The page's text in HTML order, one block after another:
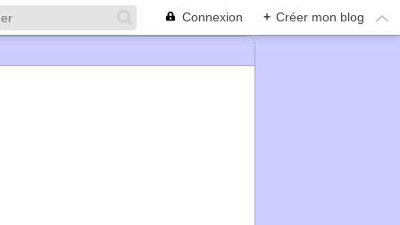
Connexion + Créer mon blog